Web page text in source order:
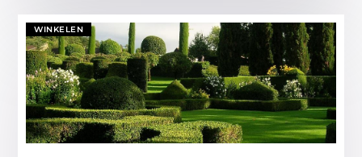
WINKELEN